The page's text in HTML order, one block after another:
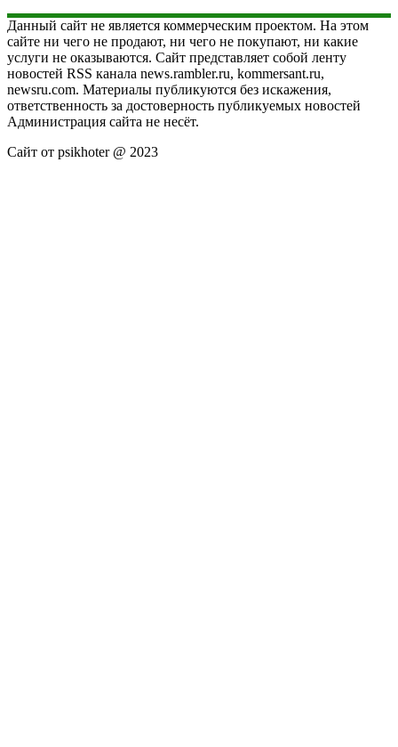
Данный сайт не является коммерческим проектом. На этом
сайте ни чего не продают, ни чего не покупают, ни какие
услуги не оказываются. Сайт представляет собой ленту
новостей RSS канала news.rambler.ru, kommersant.ru,
newsru.com. Материалы публикуются без искажения,
ответственность за достоверность публикуемых новостей
Администрация сайта не несёт.
Сайт от psikhoter @ 2023